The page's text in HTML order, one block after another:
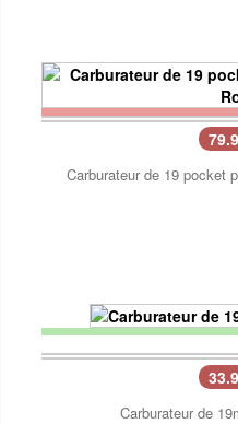
Carburateur de 19 pocket
Carburateur de